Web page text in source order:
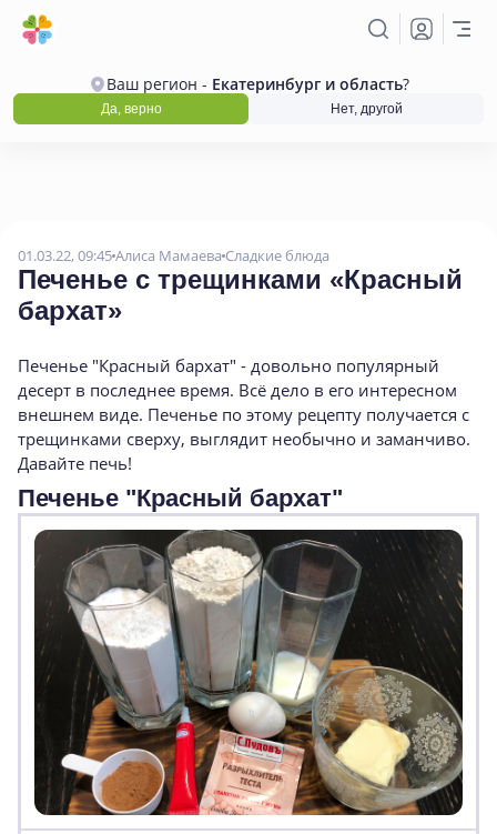
Ваш регион - Екатеринбург и область?
Да, верно Нет, другой
01.03.22, 09:45Алиса Мамаева Сладкие блюда
Печенье с трещинками «Красный
бархат»
Печенье "Красный бархат" - довольно популярный
десерт в последнее время. Всё дело в его интересном
внешнем виде. Печенье по этому рецепту получается с
трещинками сверху, выглядит необычно и заманчиво.
Давайте печь!
Печенье "Красный бархат"